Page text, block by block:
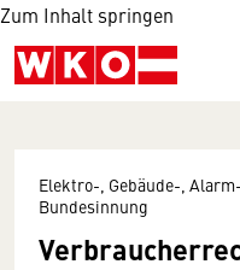
Zum Inhalt springen
Elektro-, Gebäude-,
Bundesinnung